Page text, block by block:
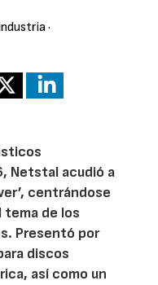
·
Netstal acudió a
centrándose
de los
Presentó por
discos
así como un